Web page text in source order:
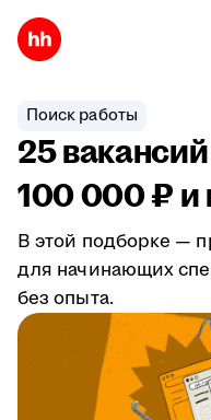
Поиск работы
25
100 000 ₽
В этой подборке —
для начинающих
без опыта.